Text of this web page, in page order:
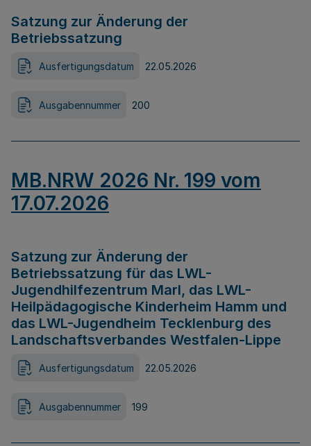
Satzung zur Änderung der
Betriebssatzung
Ausfertigungsdatum 22.05.2026
Ausgabennummer 200
MB.NRW 2026 Nr. 199 vom
17.07.2026
Satzung zur Änderung der
Betriebssatzung für das LWL-
Jugendhilfezentrum Marl, das LWL-
Heilpädagogische Kinderheim Hamm und
das LWL-Jugendheim Tecklenburg des
Landschaftsverbandes Westfalen-Lippe
Ausfertigungsdatum 22.05.2026
Ausgabennummer 199